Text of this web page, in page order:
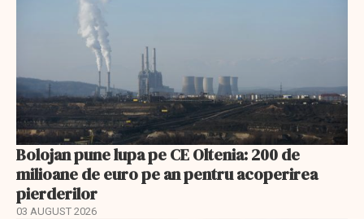
Bolojan pune lupa pe CE Oltenia: 200 de
milioane de euro pe an pentru acoperirea
pierderilor
03 AUGUST 2026